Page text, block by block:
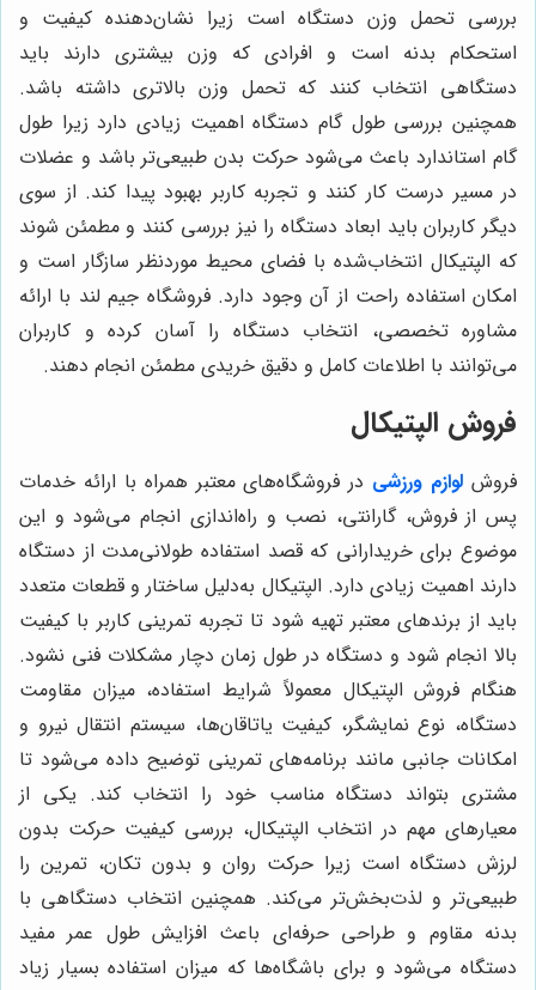
بررسی تحمل وزن دستگاه است زیرا نشان‌دهنده کیفیت و
استحکام بدنه است و افرادی که وزن بیشتری دارند باید
دستگاهی انتخاب کنند که تحمل وزن بالاتری داشته باشد.
همچنین بررسی طول گام دستگاه اهمیت زیادی دارد زیرا طول
گام استاندارد باعث می‌شود حرکت بدن طبیعی‌تر باشد و عضلات
در مسیر درست کار کنند و تجربه کاربر بهبود پیدا کند. از سوی
دیگر کاربران باید ابعاد دستگاه را نیز بررسی کنند و مطمئن شوند
که الپتیکال انتخاب‌شده با فضای محیط موردنظر سازگار است و
امکان استفاده راحت از آن وجود دارد. فروشگاه جیم لند با ارائه
مشاوره تخصصی، انتخاب دستگاه را آسان کرده و کاربران
می‌توانند با اطلاعات کامل و دقیق خریدی مطمئن انجام دهند.
فروش الپتیکال
فروش لوازم ورزشی در فروشگاه‌های معتبر همراه با ارائه خدمات
پس از فروش، گارانتی، نصب و راه‌اندازی انجام می‌شود و این
موضوع برای خریدارانی که قصد استفاده طولانی‌مدت از دستگاه
دارند اهمیت زیادی دارد. الپتیکال به‌دلیل ساختار و قطعات متعدد
باید از برندهای معتبر تهیه شود تا تجربه تمرینی کاربر با کیفیت
بالا انجام شود و دستگاه در طول زمان دچار مشکلات فنی نشود.
هنگام فروش الپتیکال معمولاً شرایط استفاده، میزان مقاومت
دستگاه، نوع نمایشگر، کیفیت یاتاقان‌ها، سیستم انتقال نیرو و
امکانات جانبی مانند برنامه‌های تمرینی توضیح داده می‌شود تا
مشتری بتواند دستگاه مناسب خود را انتخاب کند. یکی از
معیارهای مهم در انتخاب الپتیکال، بررسی کیفیت حرکت بدون
لرزش دستگاه است زیرا حرکت روان و بدون تکان، تمرین را
طبیعی‌تر و لذت‌بخش‌تر می‌کند. همچنین انتخاب دستگاهی با
بدنه مقاوم و طراحی حرفه‌ای باعث افزایش طول عمر مفید
دستگاه می‌شود و برای باشگاه‌ها که میزان استفاده بسیار زیاد